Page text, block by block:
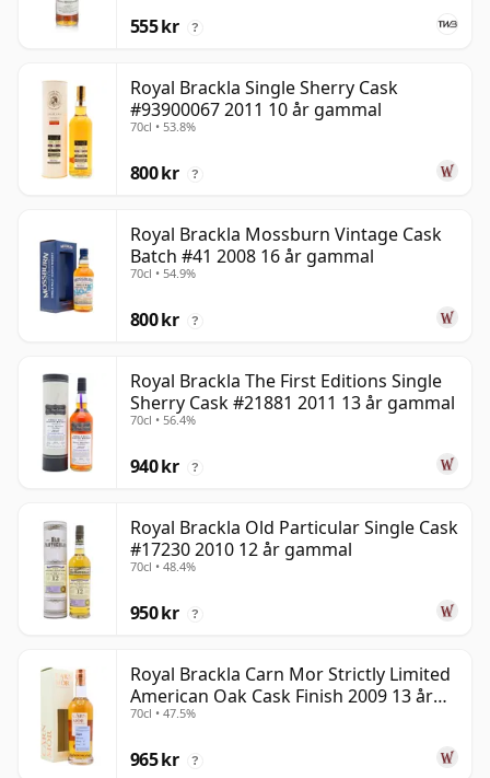
555 kr ?
Royal Brackla Single Sherry Cask
#93900067 2011 10 år gammal
70cl • 53.8%
800 kr ?
Royal Brackla Mossburn Vintage Cask
Batch #41 2008 16 år gammal
70cl • 54.9%
800 kr ?
Royal Brackla The First Editions Single
Sherry Cask #21881 2011 13 år gammal
70cl • 56.4%
940 kr ?
Royal Brackla Old Particular Single Cask
#17230 2010 12 år gammal
70cl • 48.4%
950 kr ?
Royal Brackla Carn Mor Strictly Limited
American Oak Cask Finish 2009 13 år
gammal
70cl • 47.5%
965 kr ?